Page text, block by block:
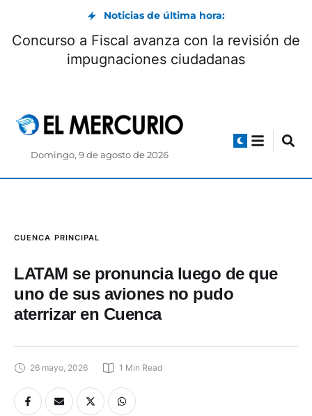
Noticias de última hora:
Concurso a Fiscal avanza con la revisión de
impugnaciones ciudadanas
Domingo, 9 de agosto de 2026
CUENCA PRINCIPAL
LATAM se pronuncia luego de que
uno de sus aviones no pudo
aterrizar en Cuenca
26 mayo, 2026 1 Min Read